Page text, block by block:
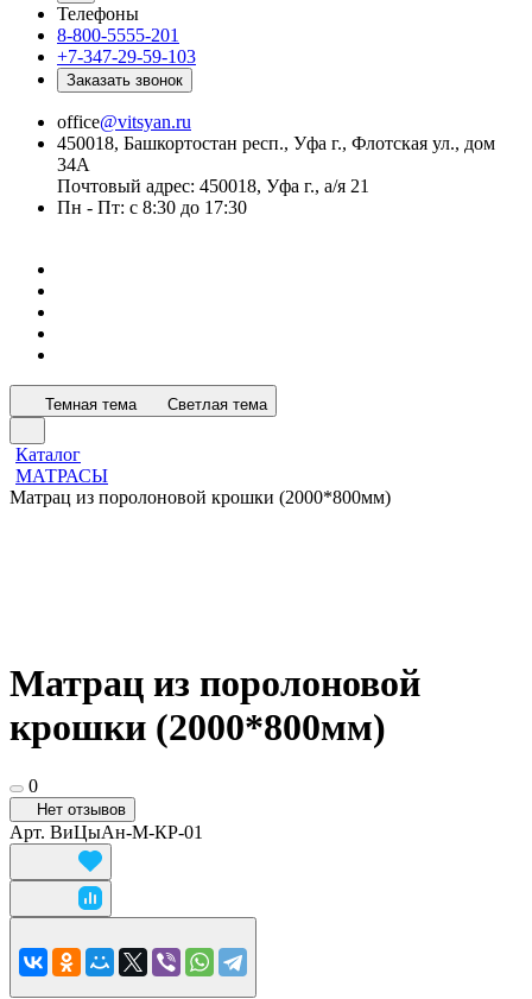
Телефоны
8-800-5555-201
+7-347-29-59-103
Заказать звонок
office@vitsyan.ru
450018, Башкортостан респ., Уфа г., Флотская ул., дом
34А
Почтовый адрес: 450018, Уфа г., а/я 21
Пн - Пт: с 8:30 до 17:30
Темная тема Светлая тема
Каталог
МАТРАСЫ
Матрац из поролоновой крошки (2000*800мм)
Матрац из поролоновой
крошки (2000*800мм)
0
Нет отзывов
Арт. ВиЦыАн-М-КР-01